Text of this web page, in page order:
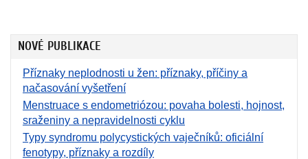
NOVÉ PUBLIKACE
Příznaky neplodnosti u žen: příznaky, příčiny a
načasování vyšetření
Menstruace s endometriózou: povaha bolesti, hojnost,
sraženiny a nepravidelnosti cyklu
Typy syndromu polycystických vaječníků: oficiální
fenotypy, příznaky a rozdíly